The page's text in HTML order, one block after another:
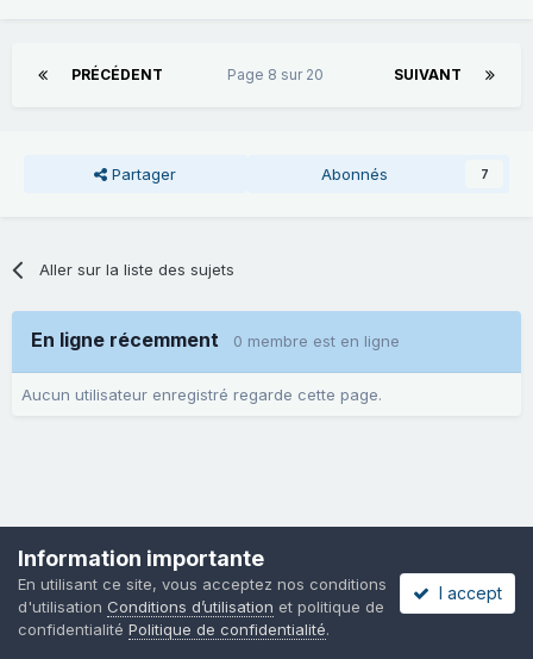
PRÉCÉDENT SUIVANT
Page 8 sur 20
Partager Abonnés 7
Aller sur la liste des sujets
En ligne récemment 0 membre est en ligne
Aucun utilisateur enregistré regarde cette page.
Information importante
En utilisant ce site, vous acceptez nos conditions
d'utilisation Conditions d’utilisation et politique de
confidentialité Politique de confidentialité.
I accept